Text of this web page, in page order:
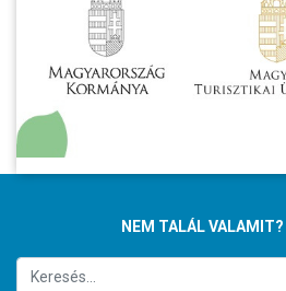
NEM TALÁL